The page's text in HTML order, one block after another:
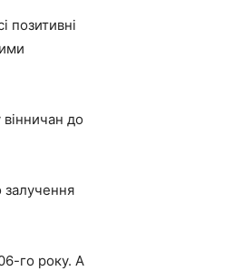
позитивні
до
залучення
го року. А